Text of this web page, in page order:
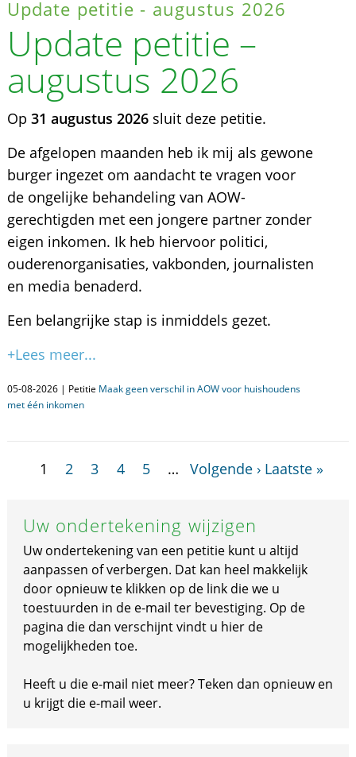
Update petitie - augustus 2026
Update petitie –
augustus 2026
Op 31 augustus 2026sluit deze petitie.
De afgelopen maanden heb ik mij als gewone
burger ingezet om aandacht te vragen voor
de ongelijke behandeling van AOW-
gerechtigden met een jongere partner zonder
eigen inkomen. Ik heb hiervoor politici,
ouderenorganisaties, vakbonden, journalisten
en media benaderd.
Een belangrijke stap is inmiddels gezet.
+Lees meer...
05-08-2026 | Petitie Maak geen verschil in AOW voor huishoudens
met één inkomen
1 2 3 4 5 … Volgende › Laatste »
Uw ondertekening wijzigen
Uw ondertekening van een petitie kunt u altijd
aanpassen of verbergen. Dat kan heel makkelijk
door opnieuw te klikken op de link die we u
toestuurden in de e-mail ter bevestiging. Op de
pagina die dan verschijnt vindt u hier de
mogelijkheden toe.
Heeft u die e-mail niet meer? Teken dan opnieuw en
u krijgt die e-mail weer.